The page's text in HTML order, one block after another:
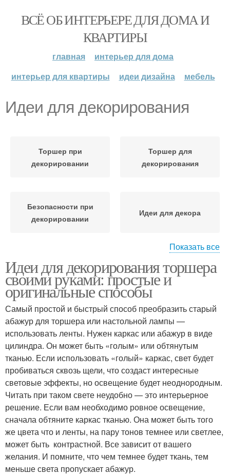
ВСЁ ОБ ИНТЕРЬЕРЕ ДЛЯ ДОМА И
КВАРТИРЫ
главная
интерьер для дома
интерьер для квартиры
идеи дизайна мебель
Идеи для декорирования
Торшер при
декорировании
Торшер для
декорирования
Безопасности при
декорировании
Идеи для декора
Идеи для дачи Дизайнерские идеи
Показать все
Идеи для декорирования торшера
своими руками: простые и
оригинальные способы
Самый простой и быстрый способ преобразить старый
абажур для торшера или настольной лампы —
использовать ленты. Нужен каркас или абажур в виде
цилиндра. Он может быть «голым» или обтянутым
тканью. Если использовать «голый» каркас, свет будет
пробиваться сквозь щели, что создаст интересные
световые эффекты, но освещение будет неоднородным.
Читать при таком свете неудобно — это интерьерное
решение. Если вам необходимо ровное освещение,
сначала обтяните каркас тканью. Она может быть того
же цвета что и ленты, на пару тонов темнее или светлее,
может быть контрастной. Все зависит от вашего
желания. И помните, что чем темнее будет ткань, тем
меньше света пропускает абажур.